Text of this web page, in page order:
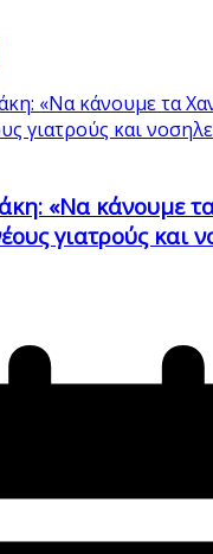
«Να κάνουμε
γιατρούς και